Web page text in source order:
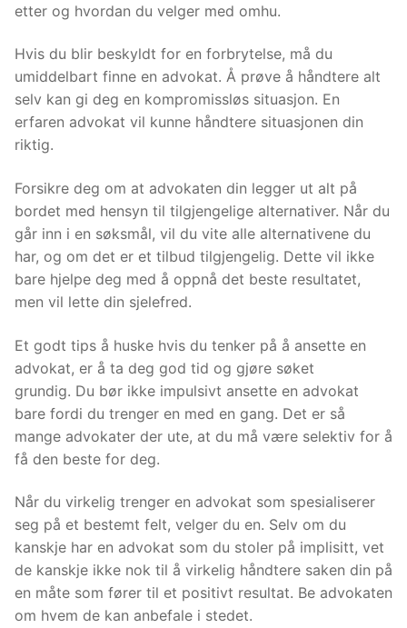
etter og hvordan du velger med omhu.
Hvis du blir beskyldt for en forbrytelse, må du
umiddelbart finne en advokat. Å prøve å håndtere alt
selv kan gi deg en kompromissløs situasjon. En
erfaren advokat vil kunne håndtere situasjonen din
riktig.
Forsikre deg om at advokaten din legger ut alt på
bordet med hensyn til tilgjengelige alternativer. Når du
går inn i en søksmål, vil du vite alle alternativene du
har, og om det er et tilbud tilgjengelig. Dette vil ikke
bare hjelpe deg med å oppnå det beste resultatet,
men vil lette din sjelefred.
Et godt tips å huske hvis du tenker på å ansette en
advokat, er å ta deg god tid og gjøre søket
grundig. Du bør ikke impulsivt ansette en advokat
bare fordi du trenger en med en gang. Det er så
mange advokater der ute, at du må være selektiv for å
få den beste for deg.
Når du virkelig trenger en advokat som spesialiserer
seg på et bestemt felt, velger du en. Selv om du
kanskje har en advokat som du stoler på implisitt, vet
de kanskje ikke nok til å virkelig håndtere saken din på
en måte som fører til et positivt resultat. Be advokaten
om hvem de kan anbefale i stedet.